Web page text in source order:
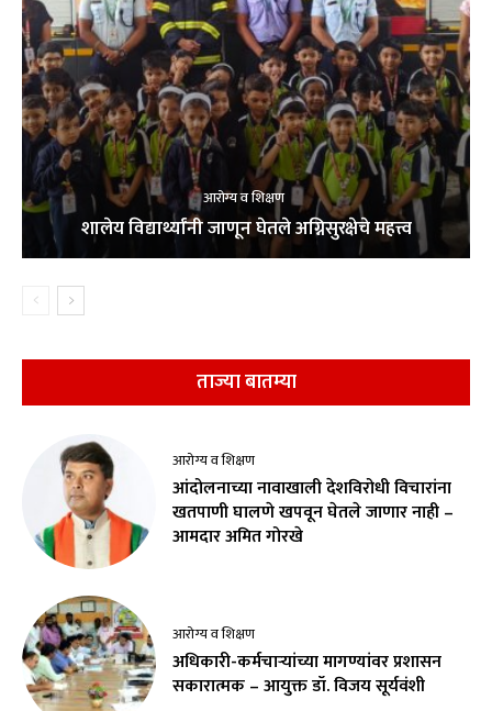
आरोग्य व शिक्षण
शालेय विद्यार्थ्यांनी जाणून घेतले अग्निसुरक्षेचे महत्त्व
ताज्या बातम्या
आरोग्य व शिक्षण
आंदोलनाच्या नावाखाली देशविरोधी विचारांना
खतपाणी घालणे खपवून घेतले जाणार नाही –
आमदार अमित गोरखे
आरोग्य व शिक्षण
अधिकारी-कर्मचाऱ्यांच्या मागण्यांवर प्रशासन
सकारात्मक – आयुक्त डॉ. विजय सूर्यवंशी